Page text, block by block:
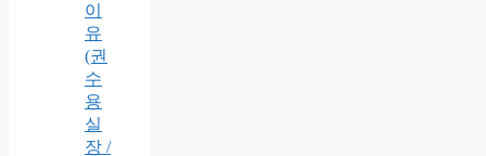
이
유
(권
수
용
실
장 /